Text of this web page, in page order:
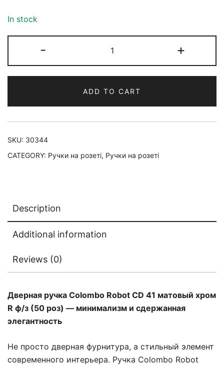
In stock
- +
ADD TO CART
SKU: 30344
CATEGORY: Ручки на розеті, Ручки на розеті
Description
Additional information
Reviews (0)
Дверная ручка Colombo Robot CD 41 матовый хром
R ф/з (50 роз) — минимализм и сдержанная
элегантность
Не просто дверная фурнитура, а стильный элемент
современного интерьера. Ручка Colombo Robot